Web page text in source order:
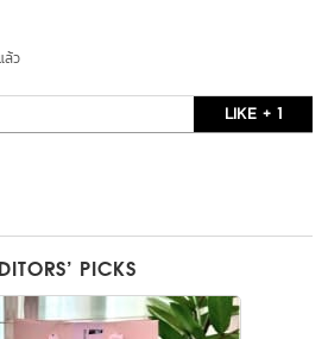
ล้ว
LIKE + 1
PICKS